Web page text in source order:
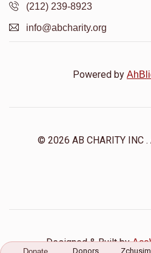
(212) 239-8923
info@abcharity.org
Powered by
© 2026 AB CHARITY INC
Designed & Built by
Donors Zchusim